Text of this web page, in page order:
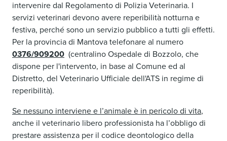
intervenire dal Regolamento di Polizia Veterinaria. I
servizi veterinari devono avere reperibilità notturna e
festiva, perché sono un servizio pubblico a tutti gli effetti.
Per la provincia di Mantova telefonare al numero
0376/909200 (centralino Ospedale di Bozzolo, che
dispone per l'intervento, in base al Comune ed al
Distretto, del Veterinario Ufficiale dell'ATS in regime di
reperibilità).
Se nessuno interviene e l’animale è in pericolo di vita,
anche il veterinario libero professionista ha l’obbligo di
prestare assistenza per il codice deontologico della